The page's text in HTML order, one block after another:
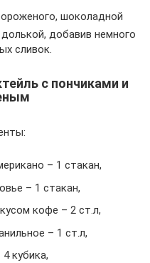
шоколадной
добавив немного
сливок.
с пончиками и
– 1 стакан,
– 1 стакан,
кофе – 2 ст.л,
– 1 ст.л,
кубика,